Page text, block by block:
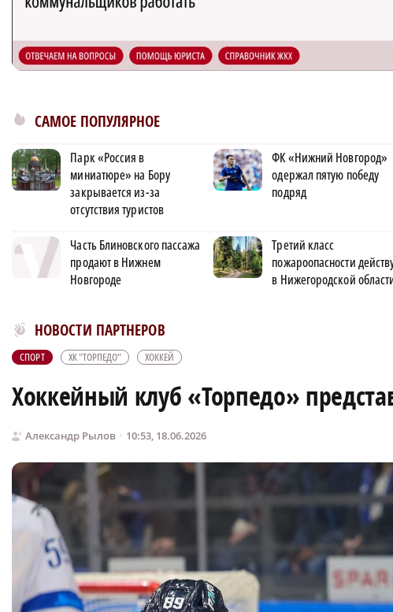
САМОЕ ПОПУЛЯРНОЕ
Парк «Россия в
миниатюре» на Бору
закрывается из-за
отсутствия туристов
ФК «Нижний Новгород»
одержал пятую победу
подряд
Часть Блиновского пассажа
продают в Нижнем
Новгороде
Третий класс
пожароопасности
в Нижегородской
НОВОСТИ ПАРТНЕРОВ
Новости МирТесен
СПОРТ ХК "ТОРПЕДО" ХОККЕЙ
Хоккейный клуб «Торпедо»
Александр Рылов 10:53, 18.06.2026